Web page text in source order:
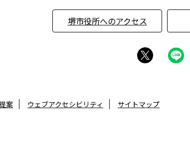
堺市役所へのアクセス
案 ウェブアクセシビリティ サイトマップ